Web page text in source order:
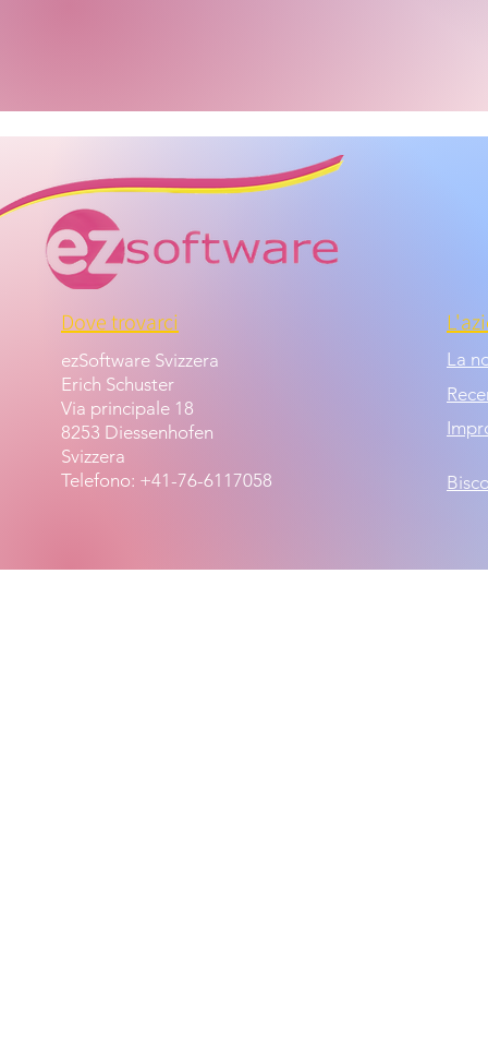
Dove trovarci
ezSoftware Svizzera
Erich Schuster
Via principale 18
8253 Diessenhofen
Svizzera
Telefono: +41-76-6117058
La